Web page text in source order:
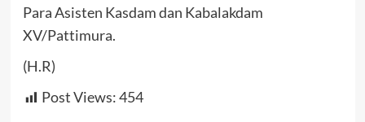
Para Asisten Kasdam dan Kabalakdam
XV/Pattimura.
(H.R)
Post Views:454